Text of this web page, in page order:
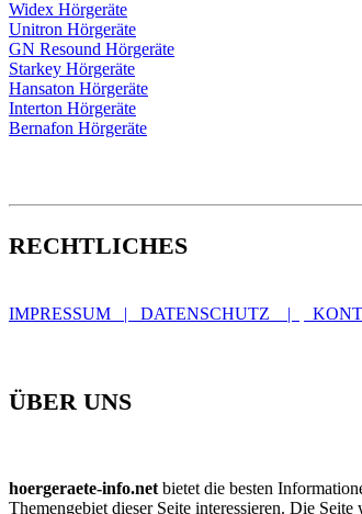
Widex Hörgeräte
Unitron Hörgeräte
GN Resound Hörgeräte
Starkey Hörgeräte
Hansaton Hörgeräte
Interton Hörgeräte
Bernafon Hörgeräte
RECHTLICHES
IMPRESSUM | DATENSCHUTZ |
ÜBER UNS
hoergeraete-info.net bietet die besten
Themengebiet dieser Seite interessieren. Die